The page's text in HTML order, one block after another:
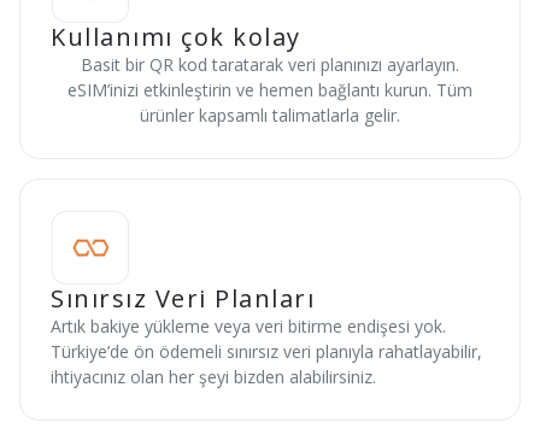
Kullanımı çok kolay
Basit bir QR kod taratarak veri planınızı ayarlayın.
eSIM’inizi etkinleştirin ve hemen bağlantı kurun. Tüm
ürünler kapsamlı talimatlarla gelir.
Sınırsız Veri Planları
Artık bakiye yükleme veya veri bitirme endişesi yok.
Türkiye’de ön ödemeli sınırsız veri planıyla rahatlayabilir,
ihtiyacınız olan her şeyi bizden alabilirsiniz.